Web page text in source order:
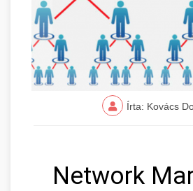
Írta: Kovács
Network